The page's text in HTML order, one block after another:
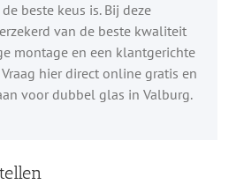
beste keus is. Bij deze
van de beste kwaliteit
montage en een klantgerichte
hier direct online gratis en
voor dubbel glas in Valburg.